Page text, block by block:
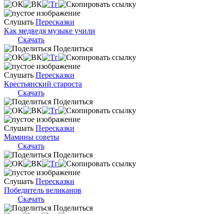
Слушать Пересказки
Как медведя музыке учили
Скачать
Поделиться
Слушать Пересказки
Крестьянский староста
Скачать
Поделиться
Слушать Пересказки
Мамины советы
Скачать
Поделиться
Слушать Пересказки
Победитель великанов
Скачать
Поделиться